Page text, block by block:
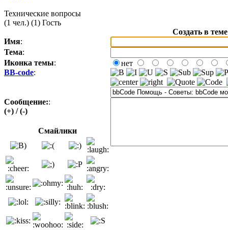
Технические вопросы
(1 чел.) (1) Гость
Создать в
Имя:
Тема:
Иконка темы:
нет
BB-code:
Сообщение::
(+) /(-)
Смайлики